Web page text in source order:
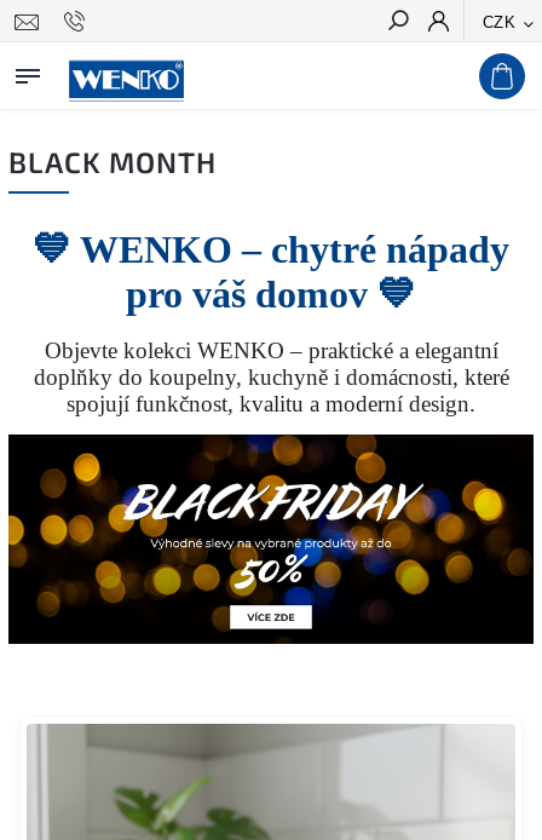
CZK
Hledat
BLACK MONTH
💙 WENKO – chytré nápady
pro váš domov 💙
Objevte kolekci WENKO – praktické a elegantní
doplňky do koupelny, kuchyně i domácnosti, které
spojují funkčnost, kvalitu a moderní design.